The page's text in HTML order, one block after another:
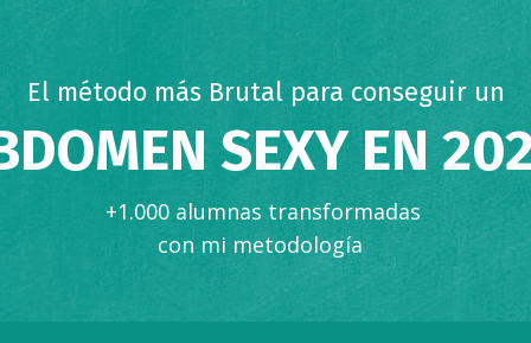
El método más Brutal para conseguir un
SEXY EN
+1.000 alumnas transformadas
con mi metodología